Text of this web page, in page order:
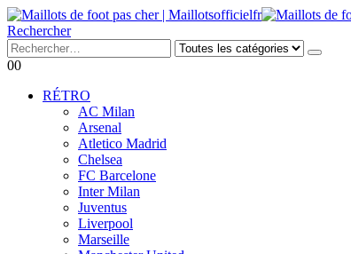
Rechercher
00
RÉTRO
AC Milan
Arsenal
Atletico Madrid
Chelsea
FC Barcelone
Inter Milan
Juventus
Liverpool
Marseille